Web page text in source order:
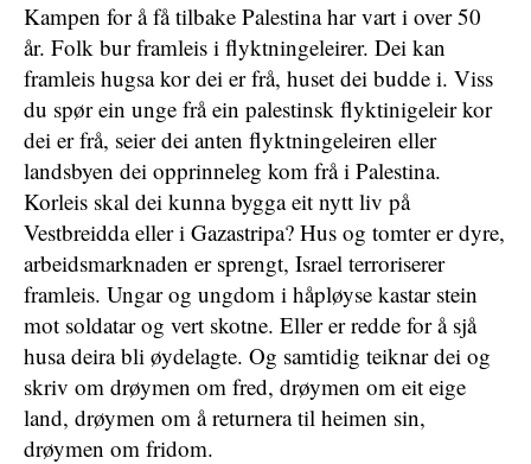
Kampen for å få tilbake Palestina har vart i over 50
år. Folk bur framleis i flyktningeleirer. Dei kan
framleis hugsa kor dei er frå, huset dei budde i. Viss
du spør ein unge frå ein palestinsk flyktinigeleir kor
dei er frå, seier dei anten flyktningeleiren eller
landsbyen dei opprinneleg kom frå i Palestina.
Korleis skal dei kunna bygga eit nytt liv på
Vestbreidda eller i Gazastripa? Hus og tomter er dyre,
arbeidsmarknaden er sprengt, Israel terroriserer
framleis. Ungar og ungdom i håpløyse kastar stein
mot soldatar og vert skotne. Eller er redde for å sjå
husa deira bli øydelagte. Og samtidig teiknar dei og
skriv om drøymen om fred, drøymen om eit eige
land, drøymen om å returnera til heimen sin,
drøymen om fridom.